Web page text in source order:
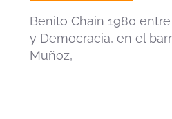
Benito Chain 1980
y Democracia, en el
Muñoz,